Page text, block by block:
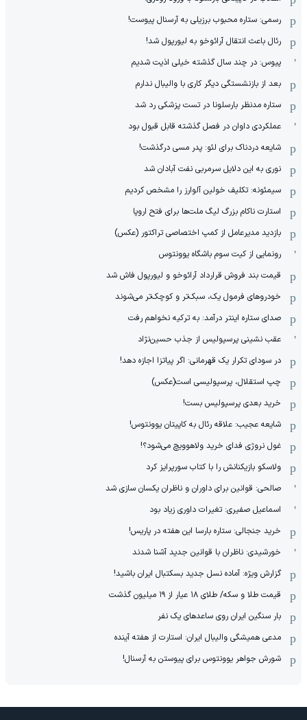
رسمی: ستاره محبوب برزیلی به آرسنال پیوست!
رئال باعث انتقال آرائوخو به لیورپول شد!
پیوس: در چند سال گذشته خیلی اذیت شدیم
بعد از بازنشستگی دیگر کاری با والیبال ندارم
ستاره مدنظر بارسلونا در تست پزشکی رد شد
عملکردی داوان در فصل گذشته قابل قبول بود
شایعه دردناک برای لئو: پدر مسی درگذشت!
نوری به این دلایل سرمربی نفت آبادان شد
سیمئونه: تکلیف خولین آلوارز را مشخص کردیم
استارت ناکام بزرگ لیگ ملت‌ها برای فتح اروپا
بازدید مدیرعامل از کمپ اختصاصی تراکتور (عکس)
رونمایی از کیت سوم باشگاه یوونتوس
قیمت بند فروش قرارداد آرائوخو و لیورپول فاش شد
خودروهای فرمول یک، سبک‌تر و کوچک‌تر می‌شوند
صدای ستاره اینتر درآمد: به ترکیه نخواهم رفت
عقب نشینی پرسپولیس از جذب حسین‌نژاد
در سودای تکرار یک قهرمانی: اگر پیاتزا اجازه دهد!
چپ استقلال، پرسپولیسی است(عکس)
خرید بعدی پرسپولیس بست!
شایعه عجیب: علاقه رئال به کاپیتان یوونتوس!
غول نروژی فدای خرید ولاهوویچ می‌شود؟!
ولاسکو بازیکنانش را با کتاب سورپرایز کرد
صالحی: قوانین برای داوران و ناظران یکسان سازی شد
اسماعیل صفیری: تغیرات داوری زیاد بود
خرید جنجالی: ستاره بارسا این هفته در پاریس!
خورشیدی: ناظران با قوانین جدید آشنا شدند
گزارش ویژه‌: آماده نسل جدید بسکتبال ایران باشید!
قیمت طلا و سکه/ طلای ۱۸ عیار از ۱۹ میلیون گذشت
بار سنگین ایران روی ساعدهای یک نفر
مدعی همیشگی والیبال ایران: استارت از هفته آینده
شورش جواهر یوونتوس برای پیوستن به آرسنال!